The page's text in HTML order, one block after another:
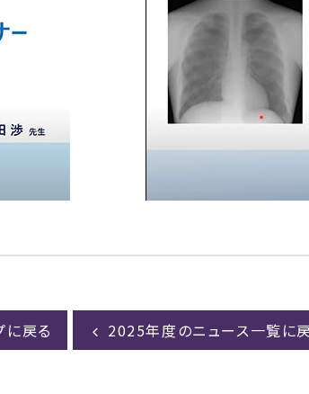
に戻る 2025年度のニュース一覧に